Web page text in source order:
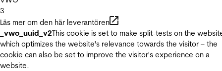
3
Läs mer om den här leverantören
_vwo_uuid_v2This cookie is set to make split-tests on the
which optimizes the website's relevance towards the visitor – the
cookie can also be set to improve the visitor's experience on a
website.